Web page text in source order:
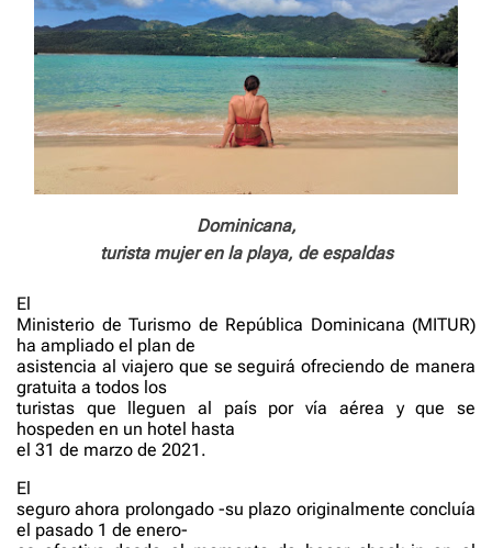
Dominicana,
turista mujer en la playa, de espaldas
El
Ministerio de Turismo de República Dominicana (MITUR)
ha ampliado el plan de
asistencia al viajero que se seguirá ofreciendo de manera
gratuita a todos los
turistas que lleguen al país por vía aérea y que se
hospeden en un hotel hasta
el 31 de marzo de 2021.
El
seguro ahora prolongado -su plazo originalmente concluía
el pasado 1 de enero-